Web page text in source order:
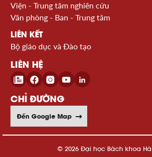
Viện - Trung tâm nghiên cứu
Văn phòng - Ban - Trung tâm
LIÊN KẾT
Bộ giáo dục và Đào tạo
LIÊN HỆ
CHỈ ĐƯỜNG
Đến Google Map
© 2026 Đại học Bách khoa